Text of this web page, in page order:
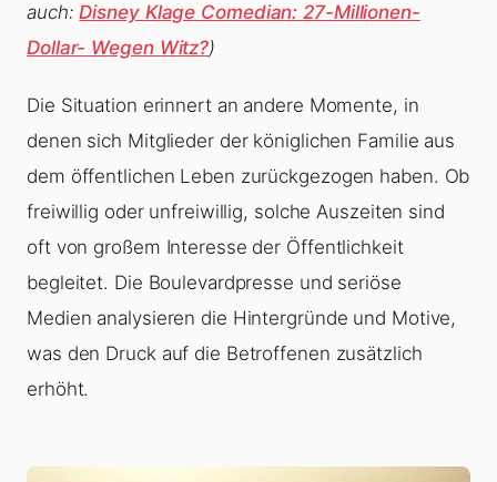
auch:Disney Klage Comedian: 27-Millionen-
Dollar- Wegen Witz?)
Die Situation erinnert an andere Momente, in
denen sich Mitglieder der königlichen Familie aus
dem öffentlichen Leben zurückgezogen haben. Ob
freiwillig oder unfreiwillig, solche Auszeiten sind
oft von großem Interesse der Öffentlichkeit
begleitet. Die Boulevardpresse und seriöse
Medien analysieren die Hintergründe und Motive,
was den Druck auf die Betroffenen zusätzlich
erhöht.